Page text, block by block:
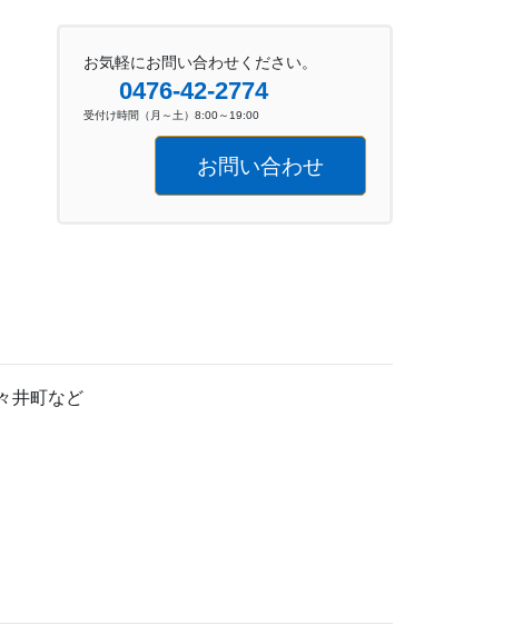
お気軽にお問い合わせください。
0476-42-2774
受付け時間（月～土）8:00～19:00
お問い合わせ
井町など